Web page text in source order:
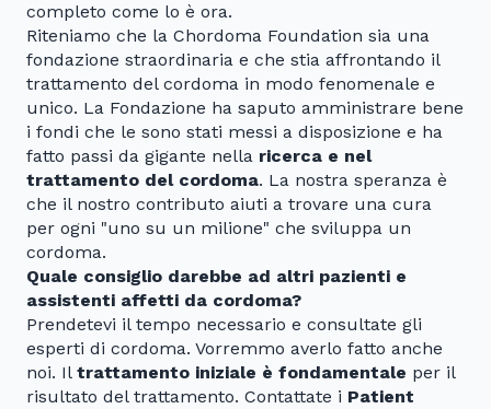
completo come lo è ora.
Riteniamo che la Chordoma Foundation sia una
fondazione straordinaria e che stia affrontando il
trattamento del cordoma in modo fenomenale e
unico. La Fondazione ha saputo amministrare bene
i fondi che le sono stati messi a disposizione e ha
fatto passi da gigante nella ricerca e nel
trattamento del cordoma. La nostra speranza è
che il nostro contributo aiuti a trovare una cura
per ogni "uno su un milione" che sviluppa un
cordoma.
Quale consiglio darebbe ad altri pazienti e
assistenti affetti da cordoma?
Prendetevi il tempo necessario e consultate gli
esperti di cordoma. Vorremmo averlo fatto anche
noi. Il trattamento iniziale è fondamentale per il
risultato del trattamento. Contattate i Patient